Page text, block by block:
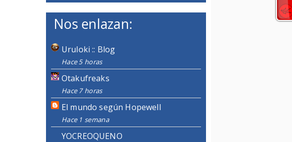
Nos enlazan:
Uruloki :: Blog
Hace 5 horas
Otakufreaks
Hace 7 horas
El mundo según Hopewell
Hace 1 semana
YOCREOQUENO